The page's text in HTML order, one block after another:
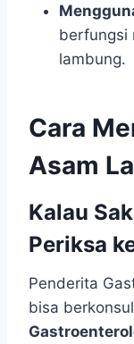
berfungsi
lambung.
Cara
Asam
Kalau
Periksa
Penderita
bisa